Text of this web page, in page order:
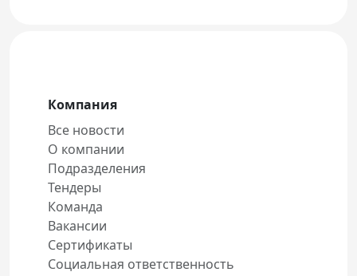
Компания
Все новости
О компании
Подразделения
Тендеры
Команда
Вакансии
Сертификаты
Социальная ответственность